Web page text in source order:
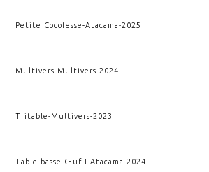
Petite Cocofesse-Atacama-2025
Multivers-Multivers-2024
Tritable-Multivers-2023
Table basse Œuf I-Atacama-2024